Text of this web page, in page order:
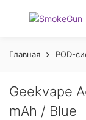
Главная POD-
Geekvape
mAh / Blue